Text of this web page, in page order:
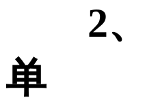
2、
单